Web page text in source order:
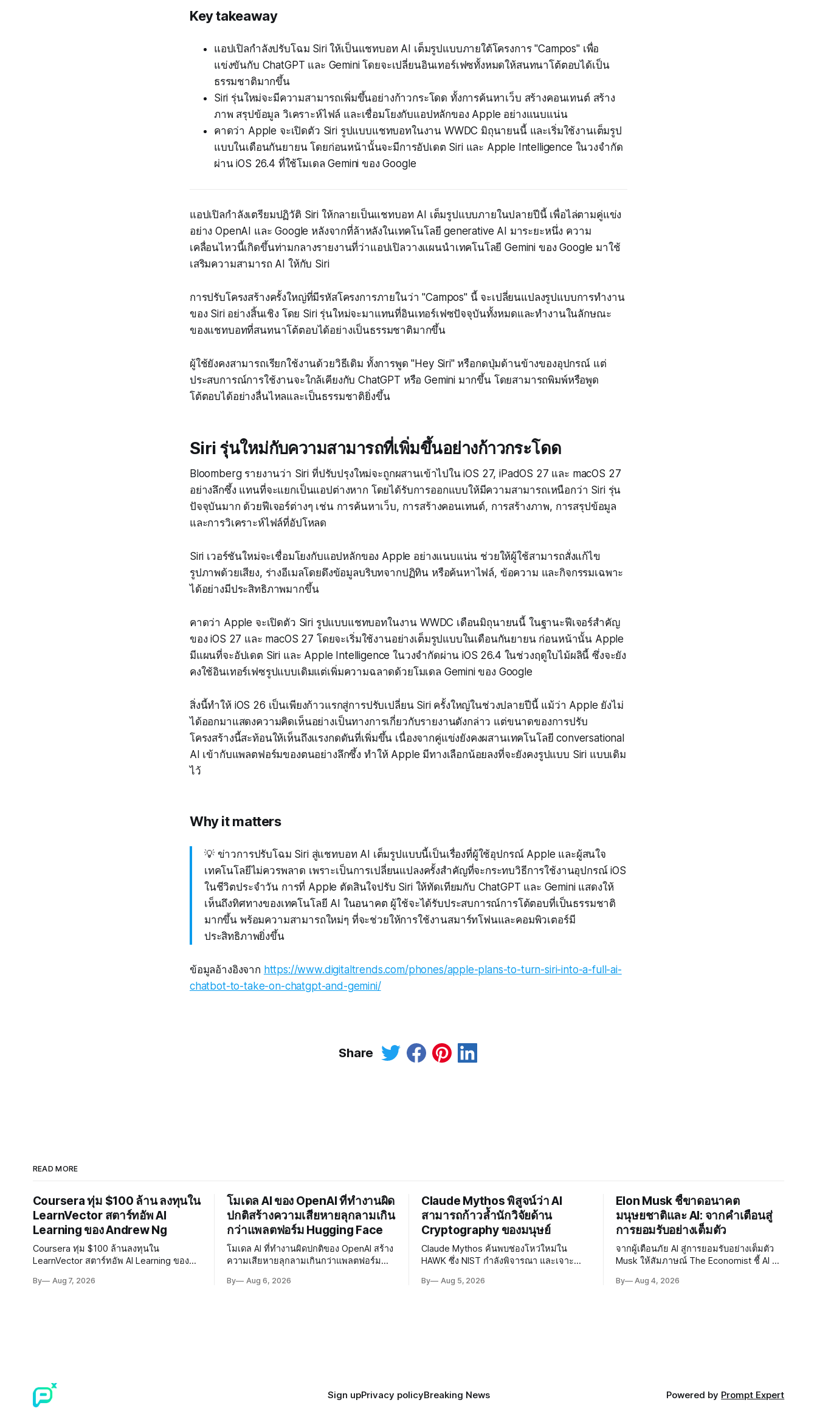
Key takeaway
แอปเปิลกำลังปรับโฉม Siri ให้เป็นแชทบอท AI เต็มรูปแบบภายใต้โครงการ "Campos" เพื่อ
แข่งขันกับ ChatGPT และ Gemini โดยจะเปลี่ยนอินเทอร์เฟซทั้งหมดให้สนทนาโต้ตอบได้เป็น
ธรรมชาติมากขึ้น
Siri รุ่นใหม่จะมีความสามารถเพิ่มขึ้นอย่างก้าวกระโดด ทั้งการค้นหาเว็บ สร้างคอนเทนต์ สร้าง
ภาพ สรุปข้อมูล วิเคราะห์ไฟล์ และเชื่อมโยงกับแอปหลักของ Apple อย่างแนบแน่น
คาดว่า Apple จะเปิดตัว Siri รูปแบบแชทบอทในงาน WWDC มิถุนายนนี้ และเริ่มใช้งานเต็มรูป
แบบในเดือนกันยายน โดยก่อนหน้านั้นจะมีการอัปเดต Siri และ Apple Intelligence ในวงจำกัด
ผ่าน iOS 26.4 ที่ใช้โมเดล Gemini ของ Google
แอปเปิลกำลังเตรียมปฏิวัติ Siri ให้กลายเป็นแชทบอท AI เต็มรูปแบบภายในปลายปีนี้ เพื่อไล่ตามคู่แข่ง
อย่าง OpenAI และ Google หลังจากที่ล้าหลังในเทคโนโลยี generative AI มาระยะหนึ่ง ความ
เคลื่อนไหวนี้เกิดขึ้นท่ามกลางรายงานที่ว่าแอปเปิลวางแผนนำเทคโนโลยี Gemini ของ Google มาใช้
เสริมความสามารถ AI ให้กับ Siri
การปรับโครงสร้างครั้งใหญ่ที่มีรหัสโครงการภายในว่า "Campos" นี้ จะเปลี่ยนแปลงรูปแบบการทำงาน
ของ Siri อย่างสิ้นเชิง โดย Siri รุ่นใหม่จะมาแทนที่อินเทอร์เฟซปัจจุบันทั้งหมดและทำงานในลักษณะ
ของแชทบอทที่สนทนาโต้ตอบได้อย่างเป็นธรรมชาติมากขึ้น
ผู้ใช้ยังคงสามารถเรียกใช้งานด้วยวิธีเดิม ทั้งการพูด "Hey Siri" หรือกดปุ่มด้านข้างของอุปกรณ์ แต่
ประสบการณ์การใช้งานจะใกล้เคียงกับ ChatGPT หรือ Gemini มากขึ้น โดยสามารถพิมพ์หรือพูด
โต้ตอบได้อย่างลื่นไหลและเป็นธรรมชาติยิ่งขึ้น
Siri รุ่นใหม่กับความสามารถที่เพิ่มขึ้นอย่างก้าวกระโดด
Bloomberg รายงานว่า Siri ที่ปรับปรุงใหม่จะถูกผสานเข้าไปใน iOS 27, iPadOS 27 และ macOS 27
อย่างลึกซึ้ง แทนที่จะแยกเป็นแอปต่างหาก โดยได้รับการออกแบบให้มีความสามารถเหนือกว่า Siri รุ่น
ปัจจุบันมาก ด้วยฟีเจอร์ต่างๆ เช่น การค้นหาเว็บ, การสร้างคอนเทนต์, การสร้างภาพ, การสรุปข้อมูล
และการวิเคราะห์ไฟล์ที่อัปโหลด
Siri เวอร์ชันใหม่จะเชื่อมโยงกับแอปหลักของ Apple อย่างแนบแน่น ช่วยให้ผู้ใช้สามารถสั่งแก้ไข
รูปภาพด้วยเสียง, ร่างอีเมลโดยดึงข้อมูลบริบทจากปฏิทิน หรือค้นหาไฟล์, ข้อความ และกิจกรรมเฉพาะ
ได้อย่างมีประสิทธิภาพมากขึ้น
คาดว่า Apple จะเปิดตัว Siri รูปแบบแชทบอทในงาน WWDC เดือนมิถุนายนนี้ ในฐานะฟีเจอร์สำคัญ
ของ iOS 27 และ macOS 27 โดยจะเริ่มใช้งานอย่างเต็มรูปแบบในเดือนกันยายน ก่อนหน้านั้น Apple
มีแผนที่จะอัปเดต Siri และ Apple Intelligence ในวงจำกัดผ่าน iOS 26.4 ในช่วงฤดูใบไม้ผลินี้ ซึ่งจะยัง
คงใช้อินเทอร์เฟซรูปแบบเดิมแต่เพิ่มความฉลาดด้วยโมเดล Gemini ของ Google
สิ่งนี้ทำให้ iOS 26 เป็นเพียงก้าวแรกสู่การปรับเปลี่ยน Siri ครั้งใหญ่ในช่วงปลายปีนี้ แม้ว่า Apple ยังไม่
ได้ออกมาแสดงความคิดเห็นอย่างเป็นทางการเกี่ยวกับรายงานดังกล่าว แต่ขนาดของการปรับ
โครงสร้างนี้สะท้อนให้เห็นถึงแรงกดดันที่เพิ่มขึ้น เนื่องจากคู่แข่งยังคงผสานเทคโนโลยี conversational
AI เข้ากับแพลตฟอร์มของตนอย่างลึกซึ้ง ทำให้ Apple มีทางเลือกน้อยลงที่จะยังคงรูปแบบ Siri แบบเดิม
ไว้
Why it matters
💡 ข่าวการปรับโฉม Siri สู่แชทบอท AI เต็มรูปแบบนี้เป็นเรื่องที่ผู้ใช้อุปกรณ์ Apple และผู้สนใจ
เทคโนโลยีไม่ควรพลาด เพราะเป็นการเปลี่ยนแปลงครั้งสำคัญที่จะกระทบวิธีการใช้งานอุปกรณ์ iOS
ในชีวิตประจำวัน การที่ Apple ตัดสินใจปรับ Siri ให้ทัดเทียมกับ ChatGPT และ Gemini แสดงให้
เห็นถึงทิศทางของเทคโนโลยี AI ในอนาคต ผู้ใช้จะได้รับประสบการณ์การโต้ตอบที่เป็นธรรมชาติ
มากขึ้น พร้อมความสามารถใหม่ๆ ที่จะช่วยให้การใช้งานสมาร์ทโฟนและคอมพิวเตอร์มี
ประสิทธิภาพยิ่งขึ้น
ข้อมูลอ้างอิงจาก https://www.digitaltrends.com/phones/apple-plans-to-turn-siri-into-a-full-ai-
chatbot-to-take-on-chatgpt-and-gemini/
Share
READ MORE
Coursera ทุ่ม $100 ล้าน ลงทุนใน
LearnVector สตาร์ทอัพ AI
Learning ของ Andrew Ng
Coursera ทุ่ม $100 ล้านลงทุนใน
LearnVector สตาร์ทอัพ AI Learning ของ
เทคโนโลยี AI พัฒนาการเรียนรู้แบบ
By Aug 7, 2026
โมเดล AI ของ OpenAI ที่ทำงานผิด
ปกติสร้างความเสียหายลุกลามเกิน
กว่าแพลตฟอร์ม Hugging Face
โมเดล AI ที่ทำงานผิดปกติของ OpenAI สร้าง
ความเสียหายลุกลามเกินกว่าแพลตฟอร์ม
พัฒนา AI Governance และมาตรการความ
By Aug 6, 2026
Claude Mythos พิสูจน์ว่า AI
สามารถก้าวล้ำนักวิจัยด้าน
Cryptography ของมนุษย์
Claude Mythos ค้นพบช่องโหว่ใหม่ใน
HAWK ซึ่ง NIST กำลังพิจารณา และเจาะ
AI กำลังก้าวล้ำนักวิจัยด้าน Cryptography
By Aug 5, 2026
Elon Musk ชี้ขาดอนาคต
มนุษยชาติและ AI: จากคำเตือนสู่
การยอมรับอย่างเต็มตัว
จากผู้เตือนภัย AI สู่การยอมรับอย่างเต็มตัว
Musk ให้สัมภาษณ์ The Economist ชี้ AI จะ
ความเสี่ยงยังมีอยู่จริง
By Aug 4, 2026
Sign upPrivacy policyBreaking News Powered by Prompt Expert